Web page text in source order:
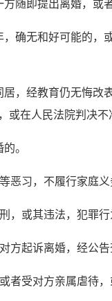
即提出离婚，或
无和好可能的，
经教育仍无悔改
或在人民法院判决
。
习，不履行家庭义
或其违法，犯罪行
起诉离婚，经公告
受对方亲属虐待，